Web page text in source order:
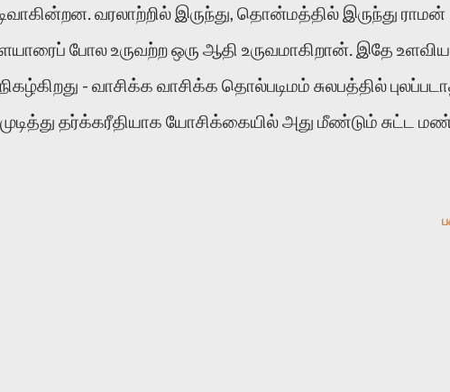
வரலாற்றில் இருந்து, தொன்மத்தில் இருந்து ராமன்
போல உருவற்ற ஒரு ஆதி உருவமாகிறான். இதே
- வாசிக்க வாசிக்க தொல்படிமம் சுலபத்தில்
தர்க்கரீதியாக யோசிக்கையில் அது மீண்டும் சுட்ட